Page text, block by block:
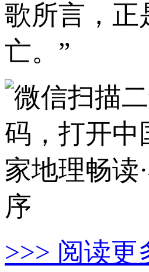
歌所言，正
亡。”
>>> 阅读更